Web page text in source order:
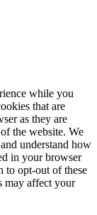
while you
that are
as they are
the website. We
understand how
in your browser
to opt-out of these
may affect your